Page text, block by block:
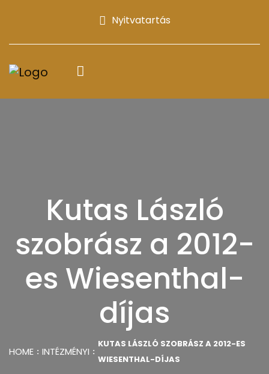
Nyitvatartás
Kutas László
szobrász a 2012-
es Wiesenthal-
díjas
HOME INTÉZMÉNYI
KUTAS LÁSZLÓ SZOBRÁSZ A 2012-ES
WIESENTHAL-DÍJAS